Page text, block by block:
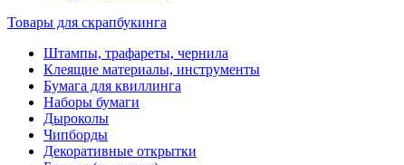
Товары для скрапбукинга
Штампы, трафареты, чернила
Клеящие материалы, инструменты
Бумага для квиллинга
Наборы бумаги
Дыроколы
Чипборды
Декоративные открытки